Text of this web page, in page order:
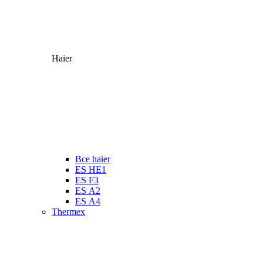
Haier
Все haier
ES HE1
ES F3
ES А2
ES А4
Thermex